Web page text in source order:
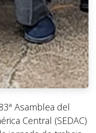
Asamblea del
Central (SEDAC)